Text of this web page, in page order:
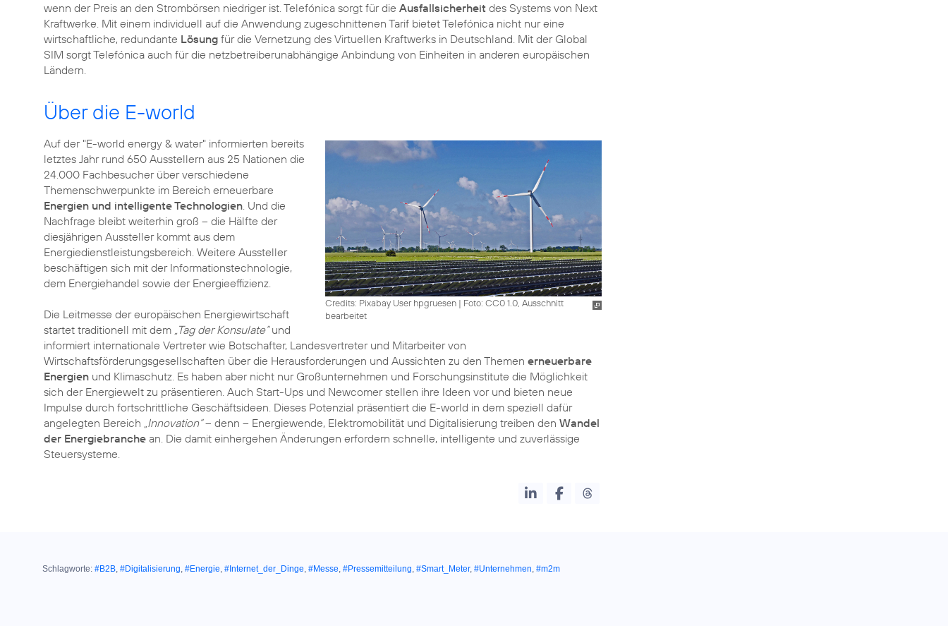
wenn der Preis an den Strombörsen niedriger ist. Telefónica sorgt für die Ausfallsicherheit des Systems von Next
Kraftwerke. Mit einem individuell auf die Anwendung zugeschnittenen Tarif bietet Telefónica nicht nur eine
wirtschaftliche, redundante Lösung für die Vernetzung des Virtuellen Kraftwerks in Deutschland. Mit der Global
SIM sorgt Telefónica auch für die netzbetreiberunabhängige Anbindung von Einheiten in anderen europäischen
Ländern.
Über die E-world
Credits: Pixabay User hpgruesen| Foto: CC0 1.0, Ausschnitt
bearbeitet
Auf der "E-world energy & water" informierten bereits
letztes Jahr rund 650 Ausstellern aus 25 Nationen die
24.000 Fachbesucher über verschiedene
Themenschwerpunkte im Bereich erneuerbare
Energien und intelligente Technologien. Und die
Nachfrage bleibt weiterhin groß – die Hälfte der
diesjährigen Aussteller kommt aus dem
Energiedienstleistungsbereich. Weitere Aussteller
beschäftigen sich mit der Informationstechnologie,
dem Energiehandel sowie der Energieeffizienz.
Die Leitmesse der europäischen Energiewirtschaft
startet traditionell mit dem „Tag der Konsulate“und
informiert internationale Vertreter wie Botschafter, Landesvertreter und Mitarbeiter von
Wirtschaftsförderungsgesellschaften über die Herausforderungen und Aussichten zu den Themen erneuerbare
Energien und Klimaschutz. Es haben aber nicht nur Großunternehmen und Forschungsinstitute die Möglichkeit
sich der Energiewelt zu präsentieren. Auch Start-Ups und Newcomer stellen ihre Ideen vor und bieten neue
Impulse durch fortschrittliche Geschäftsideen. Dieses Potenzial präsentiert die E-world in dem speziell dafür
angelegten Bereich „Innovation“– denn – Energiewende, Elektromobilität und Digitalisierung treiben den Wandel
der Energiebranche an. Die damit einhergehen Änderungen erfordern schnelle, intelligente und zuverlässige
Steuersysteme.
Schlagworte: #B2B, #Digitalisierung, #Energie, #Internet_der_Dinge, #Messe, #Pressemitteilung, #Smart_Meter, #Unternehmen, #m2m